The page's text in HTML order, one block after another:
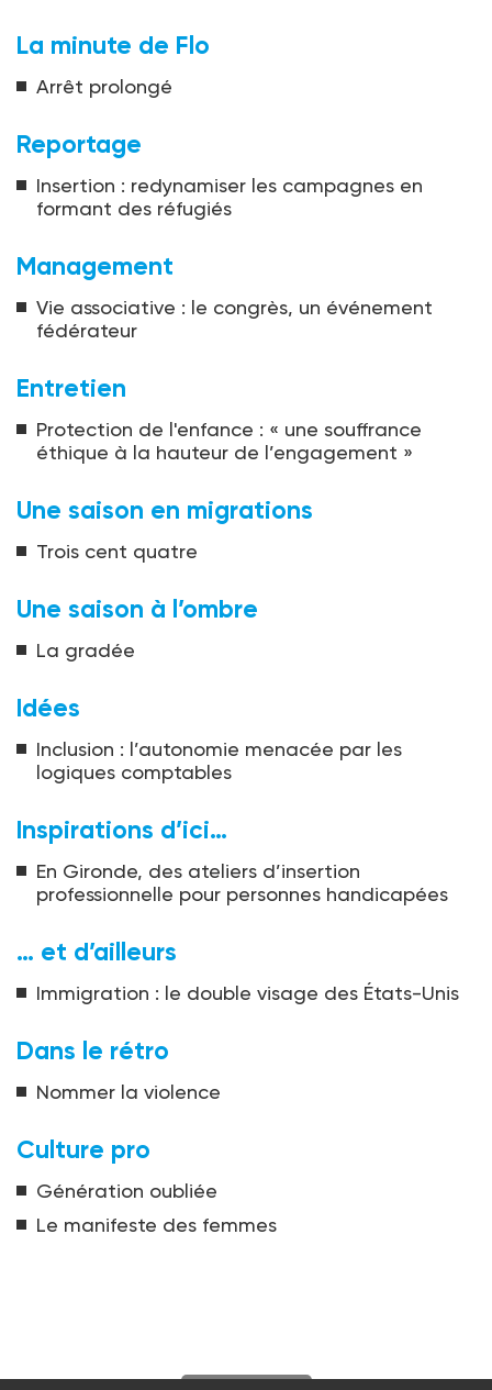
La minute de Flo
Arrêt prolongé
Reportage
Insertion : redynamiser les campagnes en
formant des réfugiés
Management
Vie associative : le congrès, un événement
fédérateur
Entretien
Protection de l'enfance : « une souffrance
éthique à la hauteur de l’engagement »
Une saison en migrations
Trois cent quatre
Une saison à l’ombre
La gradée
Idées
Inclusion : l’autonomie menacée par les
logiques comptables
Inspirations d’ici…
En Gironde, des ateliers d’insertion
professionnelle pour personnes handicapées
… et d’ailleurs
Immigration : le double visage des États-Unis
Dans le rétro
Nommer la violence
Culture pro
Génération oubliée
Le manifeste des femmes